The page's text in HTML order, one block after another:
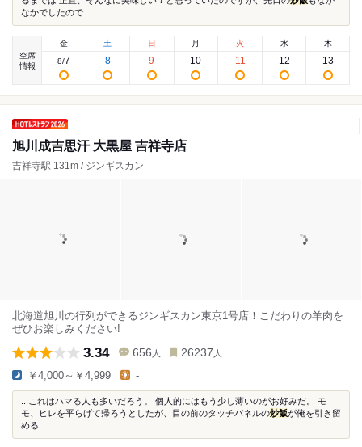
なかでしたので...
空席
情報
金
8/7
土
8
日
9
月
10
火
11
水
12
木
13
旭川成吉思汗 大黒屋 吉祥寺店
吉祥寺駅 131m / ジンギスカン
北海道旭川の行列ができるジンギスカン東京1号店！こだわりの羊肉を
ぜひお楽しみください!
3.34 656 人 26237 人
￥4,000～￥4,999 -
...これはハマる人も多いだろう。 個人的にはもう少し薄いのがお好みだ。 モ
モ、ヒレを平らげて帰ろうとしたが、目の前のタッチパネルの炒飯が俺を引き留
める...